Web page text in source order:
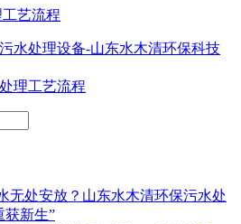
艺流程
水处理设备-山东水木清环保科技
理工艺流程
无处安放？山东水木清环保污水处
获新生”